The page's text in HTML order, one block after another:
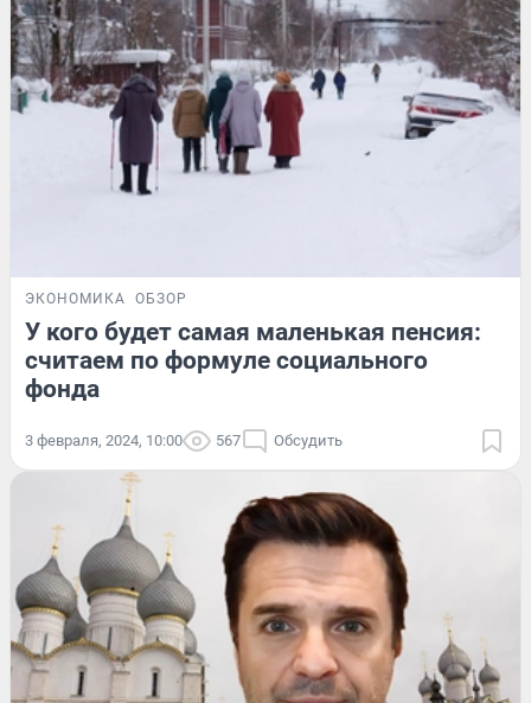
ЭКОНОМИКА ОБЗОР
У кого будет самая маленькая пенсия:
считаем по формуле социального
фонда
3 февраля, 2024, 10:00 567 Обсудить